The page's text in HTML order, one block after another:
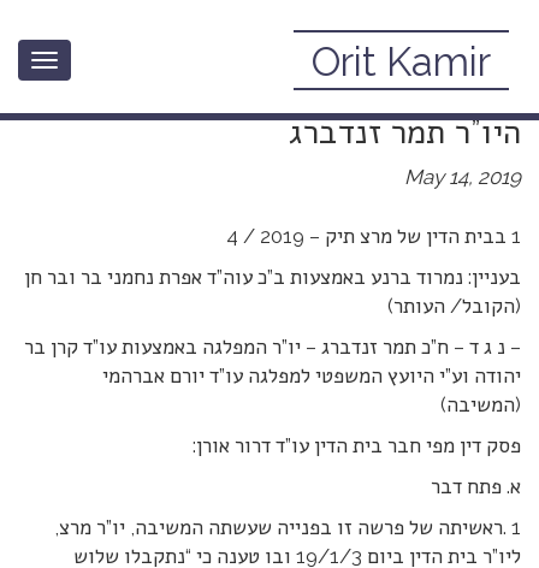
Toggle
Orit Kamir
פסק הדין של בית הדין של מרצ נ.
היו”ר תמר זנדברג
May 14, 2019
1 בבית הדין של מרצ תיק – 2019 / 4
בעניין: נמרוד ברנע באמצעות ב”כ עוה”ד אפרת נחמני בר ובר חן
(הקובל/ העותר)
– נ ג ד – ח”כ תמר זנדברג – יו”ר המפלגה באמצעות עו”ד קרן בר
יהודה וע”י היועץ המשפטי למפלגה עו”ד יורם אברהמי
(המשיבה)
פסק דין מפי חבר בית הדין עו”ד דרור אורן:
א. פתח דבר
1 .ראשיתה של פרשה זו בפנייה שעשתה המשיבה, יו”ר מרצ,
ליו”ר בית הדין ביום 19/1/3 ובו טענה כי “נתקבלו שלוש